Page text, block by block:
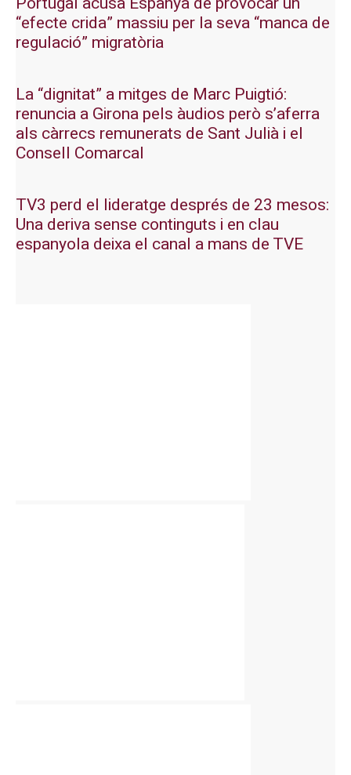
“efecte crida” massiu per la seva “manca de
regulació” migratòria
La “dignitat” a mitges de Marc Puigtió:
renuncia a Girona pels àudios però s’aferra
als càrrecs remunerats de Sant Julià i el
Consell Comarcal
TV3 perd el lideratge després de 23 mesos:
Una deriva sense continguts i en clau
espanyola deixa el canal a mans de TVE